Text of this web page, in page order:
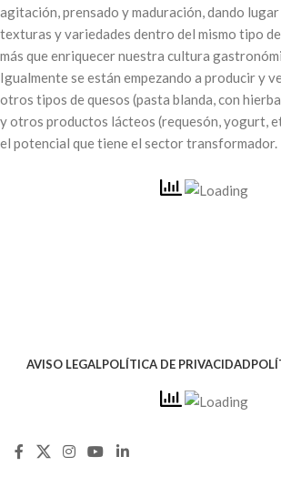
agitación, prensado y maduración, dando
texturas y variedades dentro del mismo tipo de
más que enriquecer nuestra cultura
Igualmente se están empezando a producir y
otros tipos de quesos (pasta blanda, con
y otros productos lácteos (requesón, yogurt,
el potencial que tiene el sector transformador.
AVISO LEGALPOLÍTICA DE PRIVACIDAD